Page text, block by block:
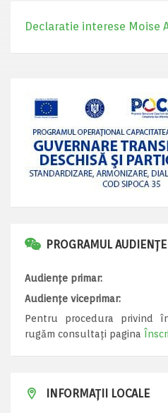
Declaratie interese Moise
PROGRAMUL
Audiențe primar:
Audiențe viceprimar:
Pentru procedura privind
rugăm consultați pagina
INFORMAȚII LOCALE